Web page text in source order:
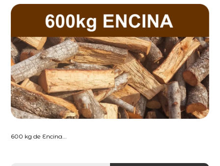
600 kg de Encina...